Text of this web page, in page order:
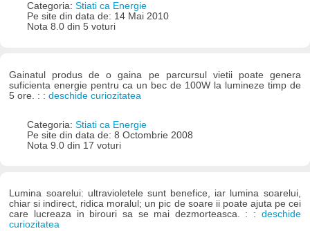
Categoria: Stiati ca Energie
Pe site din data de: 14 Mai 2010
Nota 8.0 din 5 voturi
Gainatul produs de o gaina pe parcursul vietii poate genera
suficienta energie pentru ca un bec de 100W la lumineze timp de
5 ore. : :deschide curiozitatea
Categoria: Stiati ca Energie
Pe site din data de: 8 Octombrie 2008
Nota 9.0 din 17 voturi
Lumina soarelui: ultravioletele sunt benefice, iar lumina soarelui,
chiar si indirect, ridica moralul; un pic de soare ii poate ajuta pe cei
care lucreaza in birouri sa se mai dezmorteasca. : : deschide
curiozitatea